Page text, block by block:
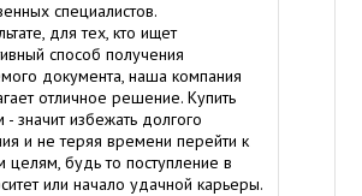
специалистов.
для тех, кто ищет
способ получения
документа, наша компания
отличное решение. Купить
- значит избежать долгого
и не теряя времени перейти к
целям, будь то поступление в
или начало удачной карьеры.